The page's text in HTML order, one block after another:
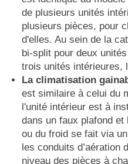
de plusieurs unités
plusieurs pièces, pour
d'elles. Au sein de la
bi-split pour deux
trois unités intérieures,
La climatisation
est similaire à celui du
l'unité intérieur est à
dans un faux plafond
ou du froid se fait via
les conduits d’aération
niveau des pièces à